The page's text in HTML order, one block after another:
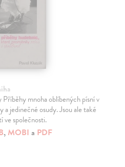
Příběhy mnoha oblíbených písní v
a jedinečné osudy. Jsou ale také
ve společnosti.
, MOBI a PDF